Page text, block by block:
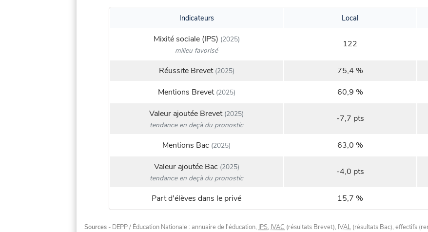
Indicateurs Local
Mixité sociale (IPS) (2025)
milieu favorisé
122
Réussite Brevet(2025) 75,4 %
Mentions Brevet(2025) 60,9 %
Valeur ajoutée Brevet(2025)
tendance en deçà du pronostic
-7,7 pts
Mentions Bac (2025) 63,0 %
Valeur ajoutée Bac (2025)
tendance en deçà du pronostic
-4,0 pts
Part d'élèves dans le privé 15,7 %
Sources - DEPP / Éducation Nationale : annuaire de l'éducation, IPS, IVAC (résultats Brevet), IVAL (résultats Bac), effectifs